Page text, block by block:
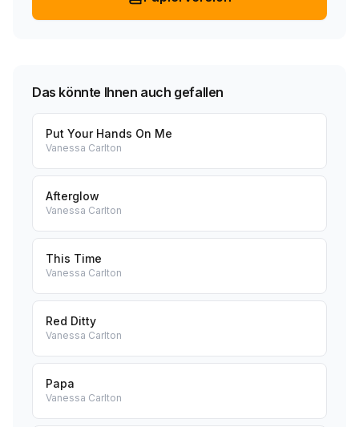
Das könnte Ihnen auch gefallen
Put Your Hands On Me
Vanessa Carlton
Afterglow
Vanessa Carlton
This Time
Vanessa Carlton
Red Ditty
Vanessa Carlton
Papa
Vanessa Carlton